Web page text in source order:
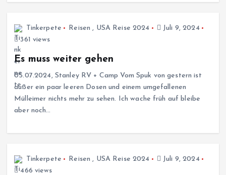
Tinkerpete Reisen , USA Reise 2024
Juli 9, 2024
361 views
Es muss weiter gehen
05.07.2024, Stanley RV + Camp Vom Spuk von gestern ist
außer ein paar leeren Dosen und einem umgefallenen
Mülleimer nichts mehr zu sehen. Ich wache früh auf bleibe
aber noch…
Tinkerpete Reisen , USA Reise 2024
Juli 9, 2024
466 views